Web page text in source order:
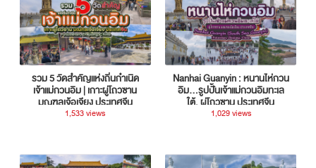
รวม 5 วัดสำคัญแห่งถิ่นกำเนิด
เจ้าแม่กวนอิม | เกาะผู่โถวซาน
มณฑลเจ้อเจียง ประเทศจีน
1,533 views
Nanhai Guanyin : หนานไห่กวน
อิม...รูปปั้นเจ้าแม่กวนอิมทะเล
ใต้, ผู่โถวซาน ประเทศจีน
1,029 views